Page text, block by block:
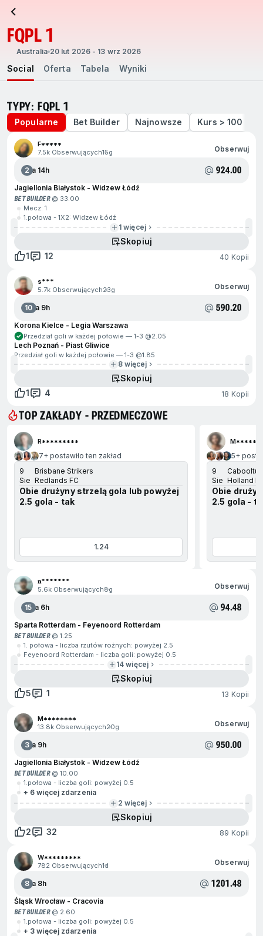
FQPL 1
Australia 20 lut 2026 - 13 wrz 2026
Social Oferta Tabela Wyniki
TYPY: FQPL 1
Popularne Bet Builder Najnowsze Kurs > 100
F*****
7.5k Obserwujących15g Obserwuj
2Za 14h 924.00
Jagiellonia Białystok - Widzew Łódź
BET BUILDER@ 33.00
Mecz: 1
1.połowa - 1X2: Widzew Łódź
1 więcej
Skopiuj
1
12 40 Kopii
s***
5.7k Obserwujących23g Obserwuj
10Za 9h 590.20
Korona Kielce - Legia Warszawa
Przedział goli w każdej połowie — 1-3 @2.05
Lech Poznań - Piast Gliwice
Przedział goli w każdej połowie — 1-3 @1.85
8 więcej
Skopiuj
1
4 18 Kopii
TOP ZAKŁADY - PRZEDMECZOWE
na koniecR*********
7+ postawiło ten zakład
9
Sie
Brisbane Strikers
Redlands FC
Obie drużyny strzelą gola lub powyżej
2.5 gola - tak
1.24
5+
9
Sie Holland
Obie
2.5 gola -
na początek
𝐧*******
5.6k Obserwujących8g Obserwuj
15Za 6h 94.48
Sparta Rotterdam - Feyenoord Rotterdam
BET BUILDER@ 1.25
1. połowa - liczba rzutów rożnych: powyżej 2.5
Feyenoord Rotterdam - liczba goli: powyżej 0.5
14 więcej
Skopiuj
5
1 13 Kopii
M********
13.8k Obserwujących20g Obserwuj
3Za 9h 950.00
Jagiellonia Białystok - Widzew Łódź
BET BUILDER@ 10.00
1.połowa - liczba goli: powyżej 0.5
+ 6 więcej zdarzenia
2 więcej
Skopiuj
2
32 89 Kopii
W*********
782 Obserwujących1d Obserwuj
8Za 8h 1201.48
Śląsk Wrocław - Cracovia
BET BUILDER@ 2.60
1.połowa - liczba goli: powyżej 0.5
+ 3 więcej zdarzenia